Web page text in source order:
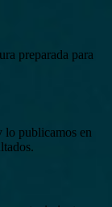
preparada para
lo publicamos en